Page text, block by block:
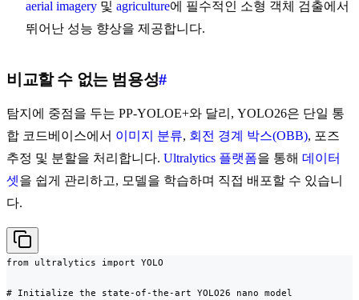
aerial imagery 및 agriculture에 필수적인 소형 객체 검출에서
뛰어난 성능 향상을 제공합니다.
비교할 수 없는 범용성#
탐지에 중점을 두는 PP-YOLOE+와 달리, YOLO26은 단일 통
합 코드베이스에서 이미지 분류, 회전 경계 박스(OBB), 포즈
추정 및 분할을 처리합니다. Ultralytics 플랫폼을 통해 데이터
셋을 쉽게 관리하고, 모델을 학습하며 직접 배포할 수 있습니
다.
from ultralytics import YOLO
# Initialize the state-of-the-art YOLO26 nano model